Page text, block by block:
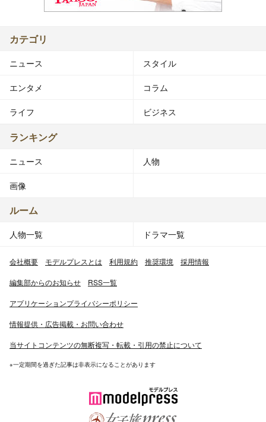
カテゴリ
ニュース スタイル
エンタメ コラム
ライフ ビジネス
ランキング
ニュース 人物
画像
ルーム
人物一覧 ドラマ一覧
会社概要 モデルプレスとは 利用規約 推奨環境 採用情報
編集部からのお知らせ RSS一覧
アプリケーションプライバシーポリシー
情報提供・広告掲載・お問い合わせ
当サイトコンテンツの無断複写・転載・引用の禁止について
※一定期間を過ぎた記事は非表示になることがあります